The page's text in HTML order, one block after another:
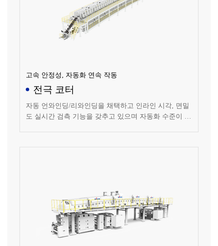
고속 안정성, 자동화 연속 작동
전극 코터
자동 언와인딩/리와인딩을 채택하고 인라인 시각, 면밀
도 실시간 검측 기능을 갖추고 있으며 자동화 수준이 높